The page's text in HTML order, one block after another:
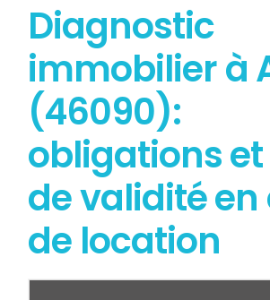
Diagnostic
immobilier à
(46090):
obligations
de validité en
de location